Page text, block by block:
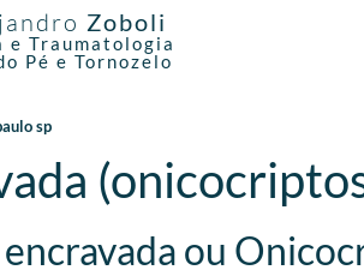
Zoboli
e Traumatologia
Pé e Tornozelo
sp
ou